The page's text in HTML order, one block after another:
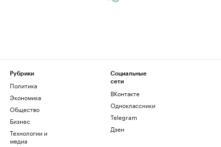
Рубрики
Политика
Экономика
Общество
Бизнес
Технологии и
медиа
Социальные
сети
ВКонтакте
Одноклассники
Telegram
Дзен